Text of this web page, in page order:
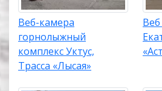
Веб-камера
горнолыжный
комплекс Уктус,
Трасса «Лысая»